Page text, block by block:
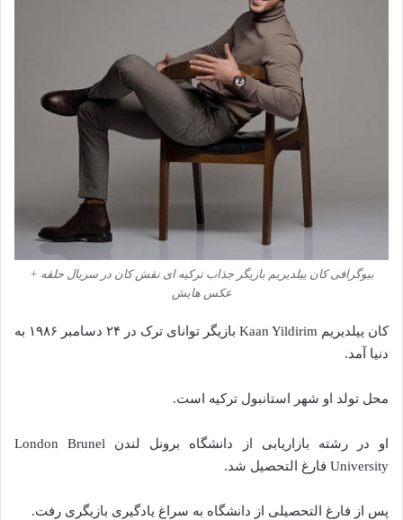
بیوگرافی کان ییلدیریم بازیگر جذاب ترکیه ای نقش کان در سریال حلقه +
عکس هایش
کان ییلدیریم Kaan Yildirim بازیگر توانای ترک در ۲۴ دسامبر ۱۹۸۶ به
دنیا آمد.
محل تولد او شهر استانبول ترکیه است.
او در رشته بازاریابی از دانشگاه برونل لندن London Brunel
University فارغ التحصیل شد.
پس از فارغ التحصیلی از دانشگاه به سراغ یادگیری بازیگری رفت.